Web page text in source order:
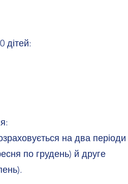
дітей:
на два періоди
по грудень) й друге